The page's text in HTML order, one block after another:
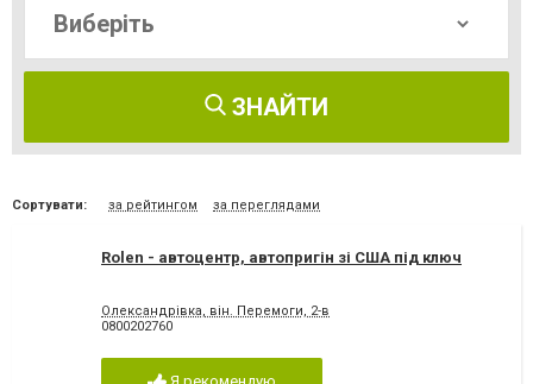
ЗНАЙТИ
Сортувати: за рейтингом за переглядами
Rolen - автоцентр, автопригін зі США під ключ
Олександрівка, він. Перемоги, 2-в
0800202760